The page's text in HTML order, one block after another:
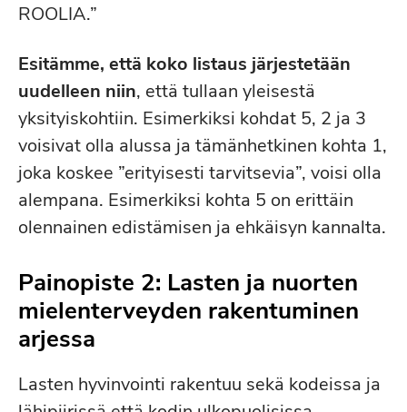
ROOLIA.”
Esitämme, että koko listaus järjestetään
uudelleen niin, että tullaan yleisestä
yksityiskohtiin. Esimerkiksi kohdat 5, 2 ja 3
voisivat olla alussa ja tämänhetkinen kohta 1,
joka koskee ”erityisesti tarvitsevia”, voisi olla
alempana. Esimerkiksi kohta 5 on erittäin
olennainen edistämisen ja ehkäisyn kannalta.
Painopiste 2: Lasten ja nuorten
mielenterveyden rakentuminen
arjessa
Lasten hyvinvointi rakentuu sekä kodeissa ja